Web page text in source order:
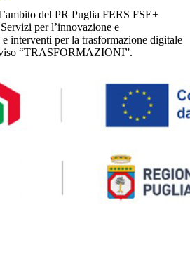
del PR Puglia FERS FSE+
per l’innovazione e
interventi per la trasformazione digitale
“TRASFORMAZIONI”.